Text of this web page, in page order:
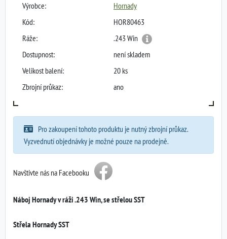
Výrobce:
Hornady
Kód:
HOR80463
Ráže:
.243 Win
Dostupnost:
není skladem
Velikost balení:
20 ks
Zbrojní průkaz:
ano
Pro zakoupení tohoto produktu je nutný zbrojní průkaz.
Vyzvednutí objednávky je možné pouze na prodejně.
Navštivte nás na Facebooku
Náboj Hornady v ráži .243 Win, se střelou SST
Střela Hornady SST